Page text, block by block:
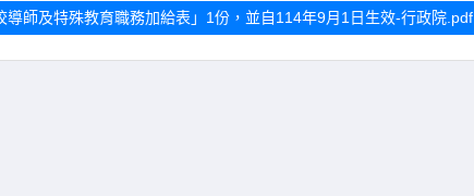
師及特殊教育職務加給表」1份，並自114年9月1日生效-行政院.pdf